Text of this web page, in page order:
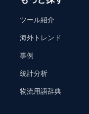
ツール紹介
海外トレンド
事例
統計分析
物流用語辞典